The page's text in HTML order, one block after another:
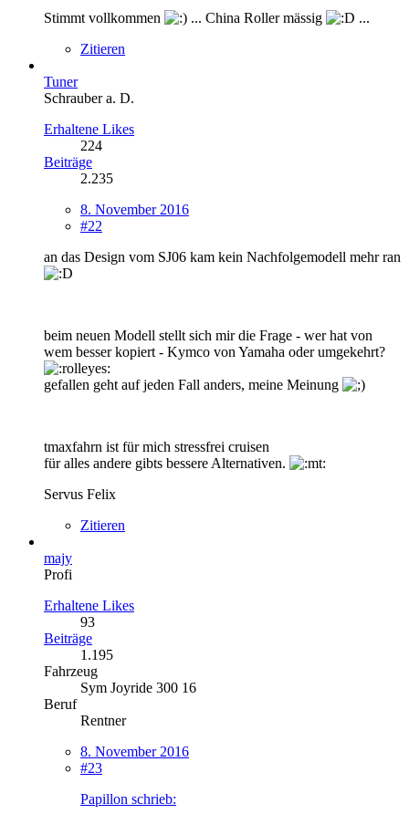
Stimmt vollkommen ... China Roller mässig
...
Zitieren
Tuner
Schrauber a. D.
Erhaltene Likes
224
Beiträge
2.235
8. November 2016
#22
an das Design vom SJ06 kam kein Nachfolgemodell mehr ran
beim neuen Modell stellt sich mir die Frage - wer hat von
wem besser kopiert - Kymco von Yamaha oder umgekehrt?
gefallen geht auf jeden Fall anders, meine Meinung
tmaxfahrn ist für mich stressfrei cruisen
für alles andere gibts bessere Alternativen.
Servus Felix
Zitieren
majy
Profi
Erhaltene Likes
93
Beiträge
1.195
Fahrzeug
Sym Joyride 300 16
Beruf
Rentner
8. November 2016
#23
Papillon schrieb: